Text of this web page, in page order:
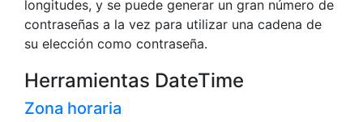
longitudes, y se puede generar un gran número de
contraseñas a la vez para utilizar una cadena de
su elección como contraseña.
Herramientas DateTime
Zona horaria